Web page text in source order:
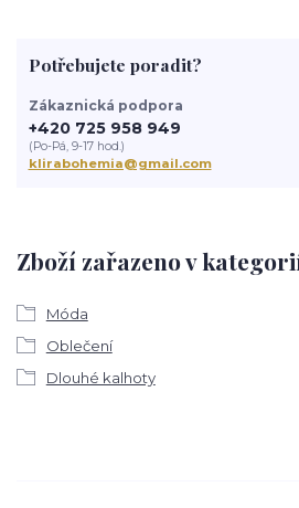
Zboží zařazeno v
Móda
Oblečení
Dlouhé kalhoty
Potřebujete poradit?
Zákaznická podpora
+420 725 958 949
(Po-Pá, 9-17 hod.)
klirabohemia@gmail.com